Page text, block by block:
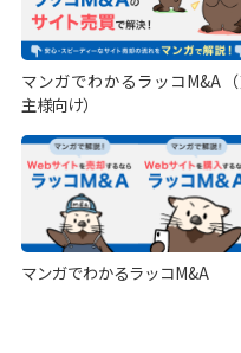
マンガでわかるラッコM&A
主様向け）
マンガでわかるラッコM&A